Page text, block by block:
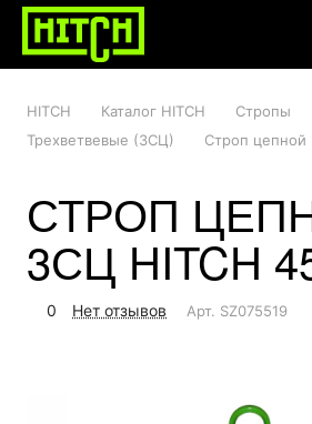
HITCH Каталог HITCH Стропы
Трехветвевые (3СЦ)
Строп цепной
СТРОП
3СЦ HITCH
0 Нет отзывов Арт. SZ075519